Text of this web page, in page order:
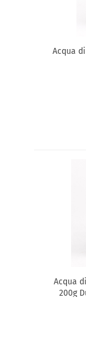
Acqua
Acqua
200g